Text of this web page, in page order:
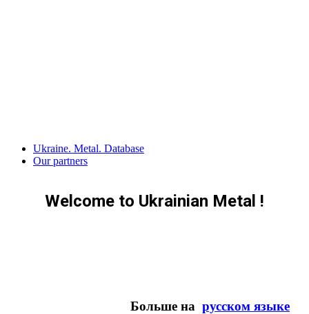
content
Ukraine. Metal. Database
Our partners
Welcome to Ukrainian Metal !
Больше на русском языке